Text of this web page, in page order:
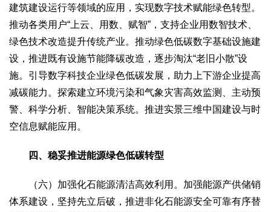
建筑建设运行等领域的应用，实现数字技术赋能绿色转型。
推动各类用户“上云、用数、赋智”，支持企业用数智技术、
绿色技术改造提升传统产业。推动绿色低碳数字基础设施建
设，推进既有设施节能降碳改造，逐步淘汰“老旧小散”设
施。引导数字科技企业绿色低碳发展，助力上下游企业提高
减碳能力。探索建立环境污染和气象灾害高效监测、主动预
警、科学分析、智能决策系统。推进实景三维中国建设与时
空信息赋能应用。
四、稳妥推进能源绿色低碳转型
（六）加强化石能源清洁高效利用。加强能源产供储销
体系建设，坚持先立后破，推进非化石能源安全可靠有序替